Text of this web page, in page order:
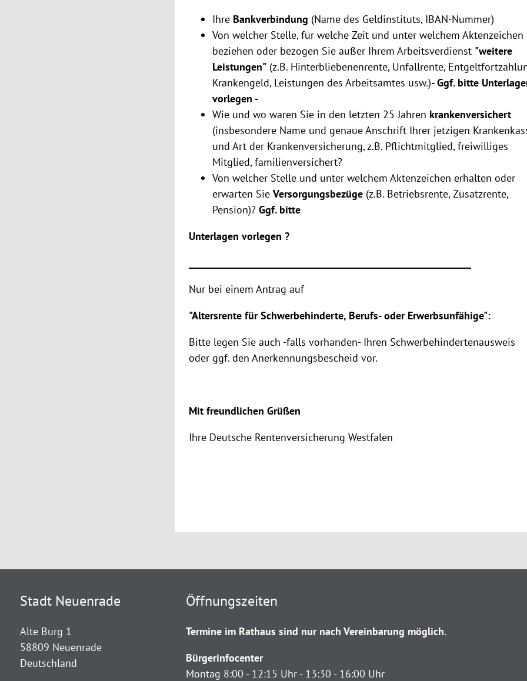
Ihre Bankverbindung (Name des Geldinstituts, IBAN-Nummer)
Von welcher Stelle, für welche Zeit und unter welchem Aktenzeichen
beziehen oder bezogen Sie außer Ihrem Arbeitsverdienst "weitere
Leistungen"(z.B. Hinterbliebenenrente, Unfallrente,
Krankengeld, Leistungen des Arbeitsamtes usw.)- Ggf. bitte
vorlegen -
Wie und wo waren Sie in den letzten 25 Jahren krankenversichert
(insbesondere Name und genaue Anschrift Ihrer jetzigen
und Art der Krankenversicherung, z.B. Pflichtmitglied, freiwilliges
Mitglied, familienversichert?
Von welcher Stelle und unter welchem Aktenzeichen erhalten oder
erwarten Sie Versorgungsbezüge(z.B. Betriebsrente, Zusatzrente,
Pension)? Ggf. bitte
Unterlagen vorlegen ?
Nur bei einem Antrag auf
"Altersrente für Schwerbehinderte, Berufs- oder Erwerbsunfähige":
Bitte legen Sie auch -falls vorhanden- Ihren Schwerbehindertenausweis
oder ggf. den Anerkennungsbescheid vor.
Mit freundlichen Grüßen
Ihre Deutsche Rentenversicherung Westfalen
Stadt Neuenrade
Alte Burg 1
58809 Neuenrade
Deutschland
Öffnungszeiten
Termine im Rathaus sind nur nach Vereinbarung möglich.
Bürgerinfocenter
Montag 8:00 - 12:15 Uhr - 13:30 - 16:00 Uhr